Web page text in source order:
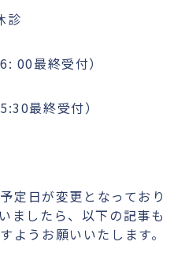
診
00最終受付）
最終受付）
定日が変更となっており
ましたら、以下の記事も
ようお願いいたします。